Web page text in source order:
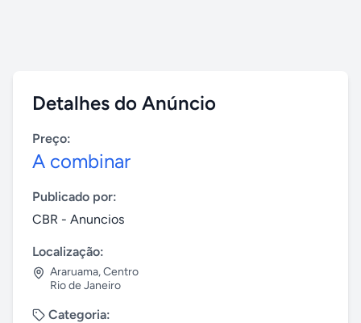
Detalhes do Anúncio
Preço:
A combinar
Publicado por:
CBR - Anuncios
Localização:
Araruama,Centro
Rio de Janeiro
Categoria: